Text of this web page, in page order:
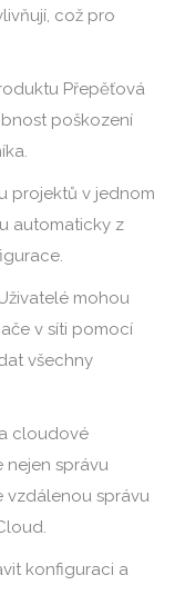
což pro
Přepěťová
poškození
projektů v jednom
automaticky z
mohou
v síti pomocí
všechny
cloudové
nejen správu
vzdálenou správu
konfiguraci a